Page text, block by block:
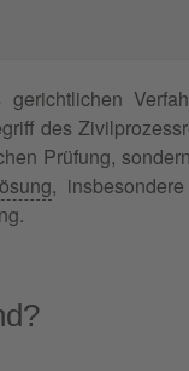
des
Prüfung,
,